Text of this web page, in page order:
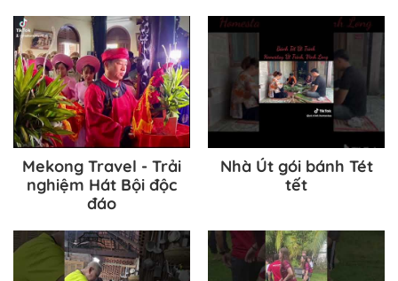
Mekong Travel - Trải
nghiệm Hát Bội độc
đáo
Nhà Út gói bánh Tét
tết